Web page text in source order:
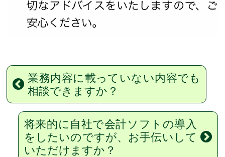
業務内容に載っていない内容でも
相談できますか？
将来的に自社で会計ソフトの導入
をしたいのですが、お手伝いして
いただけますか？